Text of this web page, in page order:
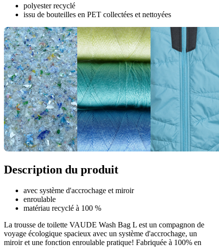
polyester recyclé
issu de bouteilles en PET collectées et nettoyées
Description du produit
avec système d'accrochage et miroir
enroulable
matériau recyclé à 100 %
La trousse de toilette VAUDE Wash Bag L est un compagnon de
voyage écologique spacieux avec un système d'accrochage, un
miroir et une fonction enroulable pratique! Fabriquée à 100% en